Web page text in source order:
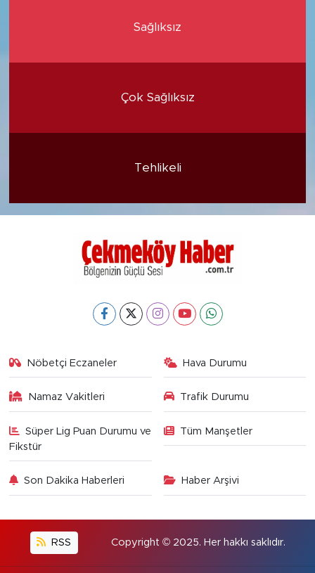
Sağlıksız
Çok Sağlıksız
Tehlikeli
Nöbetçi Eczaneler Hava Durumu
Namaz Vakitleri Trafik Durumu
Süper Lig Puan Durumu ve
Fikstür
Tüm Manşetler
Son Dakika Haberleri Haber Arşivi
RSS Copyright © 2025. Her hakkı saklıdır.